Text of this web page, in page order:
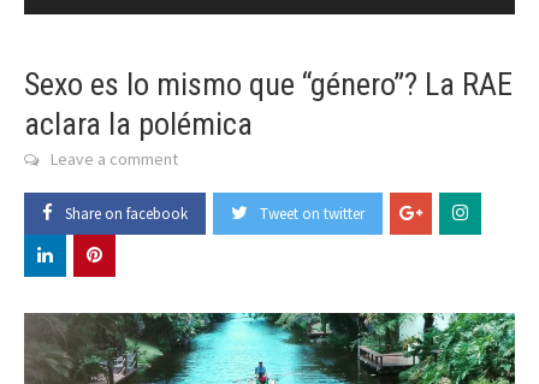
Sexo es lo mismo que “género”? La RAE
aclara la polémica
Leave a comment
Share on facebook Tweet on twitter